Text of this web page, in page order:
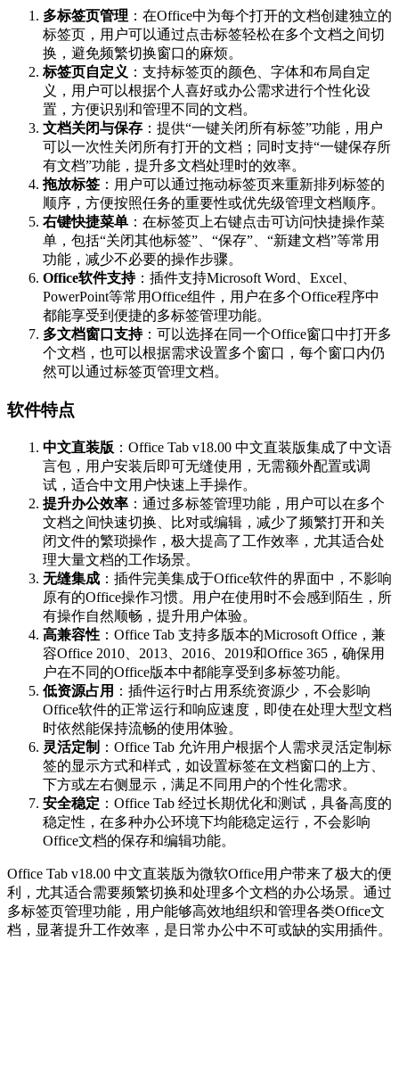
多标签页管理 ：在Office中为每个打开的文档创建独立的
标签页，用户可以通过点击标签轻松在多个文档之间切
换，避免频繁切换窗口的麻烦。
标签页自定义 ：支持标签页的颜色、字体和布局自定
义，用户可以根据个人喜好或办公需求进行个性化设
置，方便识别和管理不同的文档。
文档关闭与保存 ：提供“一键关闭所有标签”功能，用户
可以一次性关闭所有打开的文档；同时支持“一键保存所
有文档”功能，提升多文档处理时的效率。
拖放标签 ：用户可以通过拖动标签页来重新排列标签的
顺序，方便按照任务的重要性或优先级管理文档顺序。
右键快捷菜单 ：在标签页上右键点击可访问快捷操作菜
单，包括“关闭其他标签”、“保存”、“新建文档”等常用
功能，减少不必要的操作步骤。
Office软件支持：插件支持Microsoft Word、Excel、
PowerPoint等常用Office组件，用户在多个Office程序中
都能享受到便捷的多标签管理功能。
多文档窗口支持：可以选择在同一个Office窗口中打开多
个文档，也可以根据需求设置多个窗口，每个窗口内仍
然可以通过标签页管理文档。
软件特点
中文直装版 ：Office Tab v18.00 中文直装版集成了中文语
言包，用户安装后即可无缝使用，无需额外配置或调
试，适合中文用户快速上手操作。
提升办公效率 ：通过多标签管理功能，用户可以在多个
文档之间快速切换、比对或编辑，减少了频繁打开和关
闭文件的繁琐操作，极大提高了工作效率，尤其适合处
理大量文档的工作场景。
无缝集成 ：插件完美集成于Office软件的界面中，不影响
原有的Office操作习惯。用户在使用时不会感到陌生，所
有操作自然顺畅，提升用户体验。
高兼容性 ：Office Tab 支持多版本的Microsoft Office，兼
容Office 2010、2013、2016、2019和Office 365，确保用
户在不同的Office版本中都能享受到多标签功能。
低资源占用 ：插件运行时占用系统资源少，不会影响
Office软件的正常运行和响应速度，即使在处理大型文档
时依然能保持流畅的使用体验。
灵活定制 ：Office Tab 允许用户根据个人需求灵活定制标
签的显示方式和样式，如设置标签在文档窗口的上方、
下方或左右侧显示，满足不同用户的个性化需求。
安全稳定 ：Office Tab 经过长期优化和测试，具备高度的
稳定性，在多种办公环境下均能稳定运行，不会影响
Office文档的保存和编辑功能。
Office Tab v18.00 中文直装版为微软Office用户带来了极大的便
利，尤其适合需要频繁切换和处理多个文档的办公场景。通过
多标签页管理功能，用户能够高效地组织和管理各类Office文
档，显著提升工作效率，是日常办公中不可或缺的实用插件。